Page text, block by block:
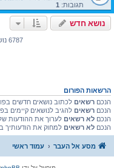
תגובות: 1
נושא חדש
6787 נושאיםדף1
הרשאות הפורום
הנכם רשאיםלכתוב נושאים חדשים
הנכם רשאיםלהגיב לנושאים קיימים
הנכם לא רשאיםלערוך את ההודעות
הנכם לא רשאיםלמחוק את הודעותיך
מסע אל העבר עמוד ראשי